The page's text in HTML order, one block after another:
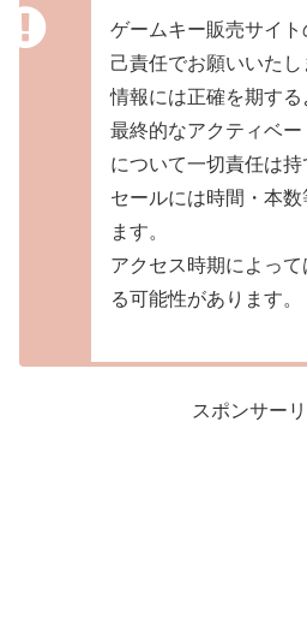
ゲームキー販売サイ
己責任でお願いいたし
情報には正確を期する
最終的なアクティベ
について一切責任は持
セールには時間・本
ます。
アクセス時期によっ
る可能性があります。
スポンサー